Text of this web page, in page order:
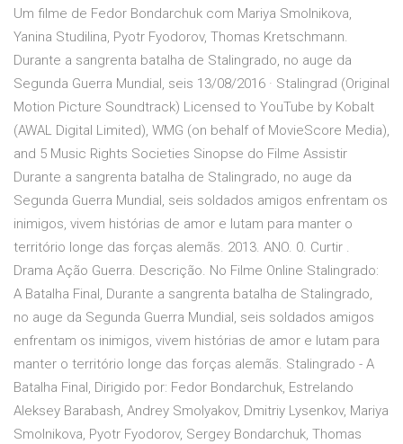
Um filme de Fedor Bondarchuk com Mariya Smolnikova,
Yanina Studilina, Pyotr Fyodorov, Thomas Kretschmann.
Durante a sangrenta batalha de Stalingrado, no auge da
Segunda Guerra Mundial, seis 13/08/2016 · Stalingrad (Original
Motion Picture Soundtrack) Licensed to YouTube by Kobalt
(AWAL Digital Limited), WMG (on behalf of MovieScore Media),
and 5 Music Rights Societies Sinopse do Filme Assistir
Durante a sangrenta batalha de Stalingrado, no auge da
Segunda Guerra Mundial, seis soldados amigos enfrentam os
inimigos, vivem histórias de amor e lutam para manter o
território longe das forças alemãs. 2013. ANO. 0. Curtir .
Drama Ação Guerra. Descrição. No Filme Online Stalingrado:
A Batalha Final, Durante a sangrenta batalha de Stalingrado,
no auge da Segunda Guerra Mundial, seis soldados amigos
enfrentam os inimigos, vivem histórias de amor e lutam para
manter o território longe das forças alemãs. Stalingrado - A
Batalha Final, Dirigido por: Fedor Bondarchuk, Estrelando
Aleksey Barabash, Andrey Smolyakov, Dmitriy Lysenkov, Mariya
Smolnikova, Pyotr Fyodorov, Sergey Bondarchuk, Thomas